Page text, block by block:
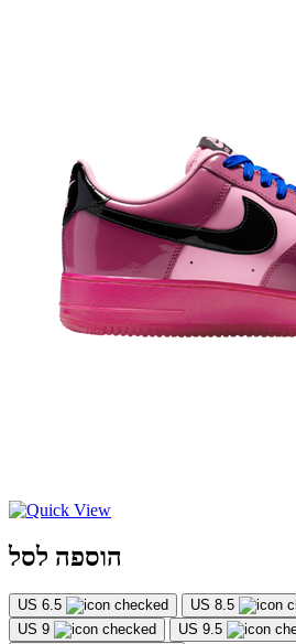
הוספה לסל
US 6.5
US 8.5
US 9
US 9.5